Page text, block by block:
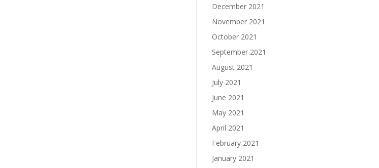
December 2021
November 2021
October 2021
September 2021
August 2021
July 2021
June 2021
May 2021
April 2021
February 2021
January 2021